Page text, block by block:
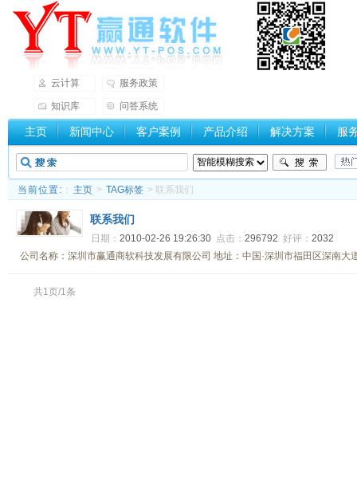
云计算 服务政策
知识库 问答系统
主页 新闻中心 客户案例 产品介绍 解决方案 服
当前位置: ： 主页 > TAG标签 > 联系我们
联系我们
日期： 2010-02-26 19:26:30 点击： 296792 好评： 2032
公司名称：深圳市赢通商软科技发展有限公司 地址：中国·深圳市福田区深南大
共1页/1条